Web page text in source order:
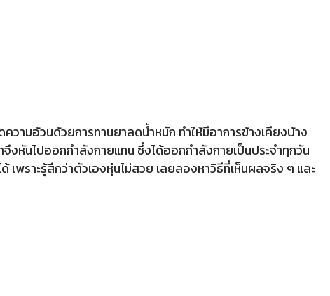
มอ้วนด้วยการทานยาลดน้ำหนัก ทำให้มีอาการข้างเคียงบ้าง
หันไปออกกำลังกายแทน ซึ่งได้ออกกำลังกายเป็นประจำทุกวัน
พราะรู้สึกว่าตัวเองหุ่นไม่สวย เลยลองหาวิธีที่เห็นผลจริง ๆ และ